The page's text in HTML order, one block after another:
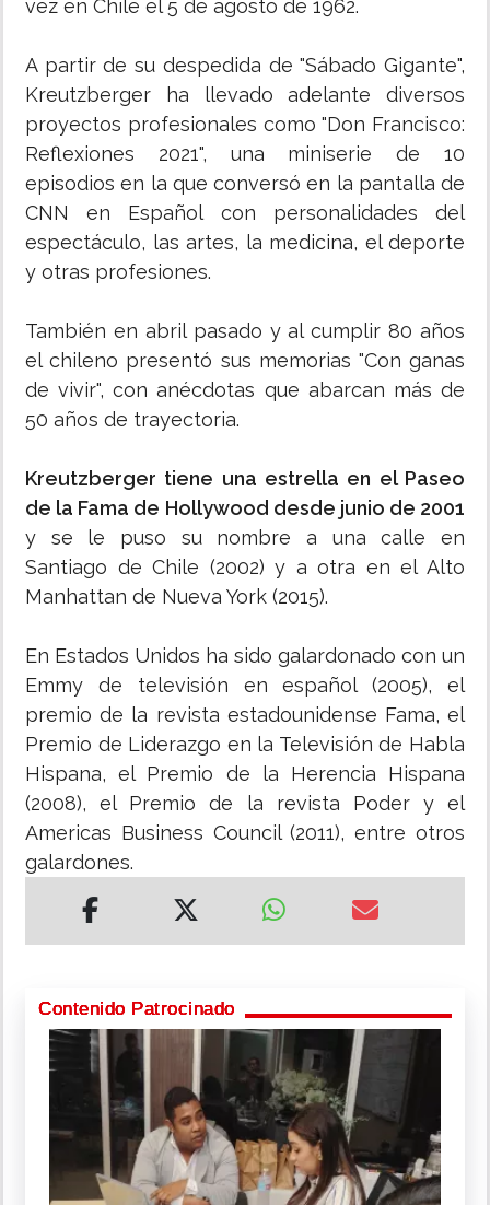
vez en Chile el 5 de agosto de 1962.
A partir de su despedida de "Sábado Gigante",
Kreutzberger ha llevado adelante diversos
proyectos profesionales como "Don Francisco:
Reflexiones 2021", una miniserie de 10
episodios en la que conversó en la pantalla de
CNN en Español con personalidades del
espectáculo, las artes, la medicina, el deporte
y otras profesiones.
También en abril pasado y al cumplir 80 años
el chileno presentó sus memorias "Con ganas
de vivir", con anécdotas que abarcan más de
50 años de trayectoria.
Kreutzberger tiene una estrella en el Paseo
de la Fama de Hollywood desde junio de 2001
y se le puso su nombre a una calle en
Santiago de Chile (2002) y a otra en el Alto
Manhattan de Nueva York (2015).
En Estados Unidos ha sido galardonado con un
Emmy de televisión en español (2005), el
premio de la revista estadounidense Fama, el
Premio de Liderazgo en la Televisión de Habla
Hispana, el Premio de la Herencia Hispana
(2008), el Premio de la revista Poder y el
Americas Business Council (2011), entre otros
galardones.
Contenido Patrocinado